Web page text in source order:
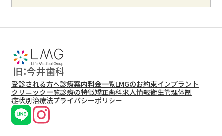
受診される方へ診療案内料金一覧LMGのお約束インプラント
クリニック一覧診療の特徴矯正歯科求人情報衛生管理体制
症状別治療法プライバシーポリシー